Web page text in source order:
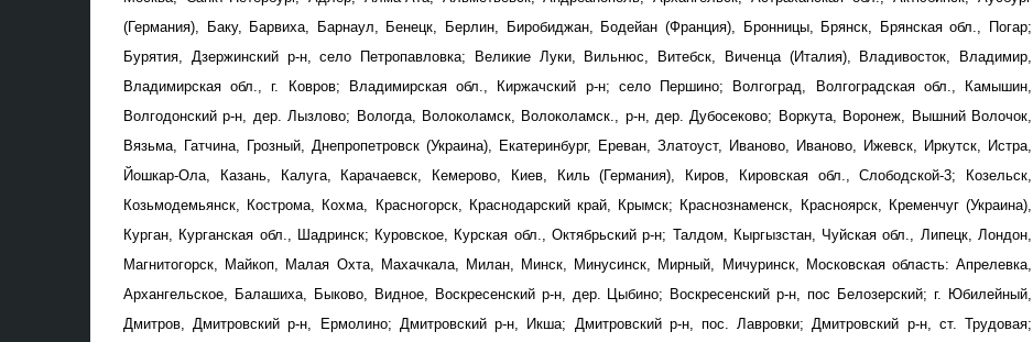
(Германия), Баку, Барвиха, Барнаул, Бенецк, Берлин, Биробиджан, Бодейан (Франция), Бронницы, Брянск, Брянская обл., Погар;
Бурятия, Дзержинский р-н, село Петропавловка; Великие Луки, Вильнюс, Витебск, Виченца (Италия), Владивосток, Владимир,
Владимирская обл., г. Ковров; Владимирская обл., Киржачский р-н; село Першино; Волгоград, Волгоградская обл., Камышин,
Волгодонский р-н, дер. Лызлово; Вологда, Волоколамск, Волоколамск., р-н, дер. Дубосеково; Воркута, Воронеж, Вышний Волочок,
Вязьма, Гатчина, Грозный, Днепропетровск (Украина), Екатеринбург, Ереван, Златоуст, Иваново, Иваново, Ижевск, Иркутск, Истра,
Йошкар-Ола, Казань, Калуга, Карачаевск, Кемерово, Киев, Киль (Германия), Киров, Кировская обл., Слободской-3; Козельск,
Козьмодемьянск, Кострома, Кохма, Красногорск, Краснодарский край, Крымск; Краснознаменск, Красноярск, Кременчуг (Украина),
Курган, Курганская обл., Шадринск; Куровское, Курская обл., Октябрьский р-н; Талдом, Кыргызстан, Чуйская обл., Липецк, Лондон,
Магнитогорск, Майкоп, Малая Охта, Махачкала, Милан, Минск, Минусинск, Мирный, Мичуринск, Московская область: Апрелевка,
Архангельское, Балашиха, Быково, Видное, Воскресенский р-н, дер. Цыбино; Воскресенский р-н, пос Белозерский; г. Юбилейный,
Дмитров, Дмитровский р-н, Ермолино; Дмитровский р-н, Икша; Дмитровский р-н, пос. Лавровки; Дмитровский р-н, ст. Трудовая;